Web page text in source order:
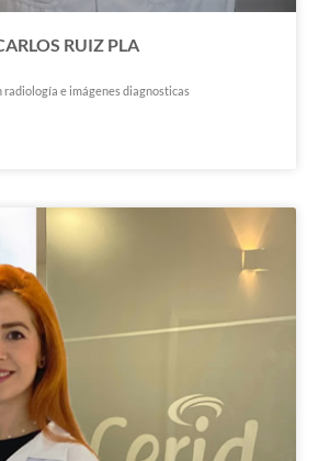
RUIZ PLA
radiología e imágenes diagnosticas